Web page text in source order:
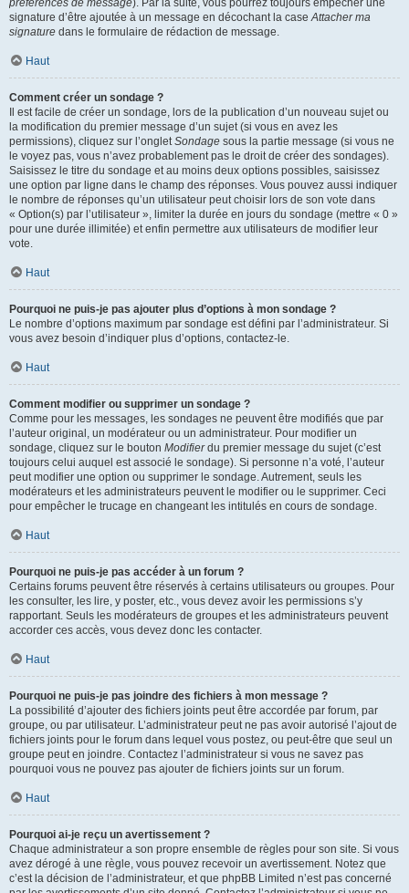
préférences de message). Par la suite, vous pourrez toujours empêcher une
signature d’être ajoutée à un message en décochant la caseAttacher ma
signature dans le formulaire de rédaction de message.
Haut
Comment créer un sondage ?
Il est facile de créer un sondage, lors de la publication d’un nouveau sujet ou
la modification du premier message d’un sujet (si vous en avez les
permissions), cliquez sur l’ongletSondage sous la partie message (si vous ne
le voyez pas, vous n’avez probablement pas le droit de créer des sondages).
Saisissez le titre du sondage et au moins deux options possibles, saisissez
une option par ligne dans le champ des réponses. Vous pouvez aussi indiquer
le nombre de réponses qu’un utilisateur peut choisir lors de son vote dans
« Option(s) par l’utilisateur », limiter la durée en jours du sondage (mettre « 0 »
pour une durée illimitée) et enfin permettre aux utilisateurs de modifier leur
vote.
Haut
Pourquoi ne puis-je pas ajouter plus d’options à mon sondage ?
Le nombre d’options maximum par sondage est défini par l’administrateur. Si
vous avez besoin d’indiquer plus d’options, contactez-le.
Haut
Comment modifier ou supprimer un sondage ?
Comme pour les messages, les sondages ne peuvent être modifiés que par
l’auteur original, un modérateur ou un administrateur. Pour modifier un
sondage, cliquez sur le bouton Modifierdu premier message du sujet (c’est
toujours celui auquel est associé le sondage). Si personne n’a voté, l’auteur
peut modifier une option ou supprimer le sondage. Autrement, seuls les
modérateurs et les administrateurs peuvent le modifier ou le supprimer. Ceci
pour empêcher le trucage en changeant les intitulés en cours de sondage.
Haut
Pourquoi ne puis-je pas accéder à un forum ?
Certains forums peuvent être réservés à certains utilisateurs ou groupes. Pour
les consulter, les lire, y poster, etc., vous devez avoir les permissions s’y
rapportant. Seuls les modérateurs de groupes et les administrateurs peuvent
accorder ces accès, vous devez donc les contacter.
Haut
Pourquoi ne puis-je pas joindre des fichiers à mon message ?
La possibilité d’ajouter des fichiers joints peut être accordée par forum, par
groupe, ou par utilisateur. L’administrateur peut ne pas avoir autorisé l’ajout de
fichiers joints pour le forum dans lequel vous postez, ou peut-être que seul un
groupe peut en joindre. Contactez l’administrateur si vous ne savez pas
pourquoi vous ne pouvez pas ajouter de fichiers joints sur un forum.
Haut
Pourquoi ai-je reçu un avertissement ?
Chaque administrateur a son propre ensemble de règles pour son site. Si vous
avez dérogé à une règle, vous pouvez recevoir un avertissement. Notez que
c’est la décision de l’administrateur, et que phpBB Limited n’est pas concerné